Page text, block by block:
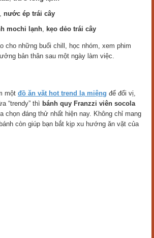
, nước ép trái cây
mochi lạnh, kẹo dẻo trái cây
cho những buổi chill, học nhóm, xem phim
bản thân sau một ngày làm việc.
một đồ ăn vặt hot trend lạ miệng để đổi vị,
“trendy” thì bánh quy Franzzi viên socola
chọn đáng thử nhất hiện nay. Không chỉ mang
còn giúp bạn bắt kịp xu hướng ăn vặt của